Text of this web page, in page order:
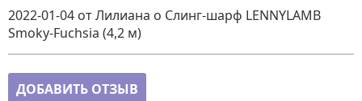
2022-01-04 от Лилиана о Слинг-шарф LENNYLAMB
Smoky-Fuchsia (4,2 м)
ДОБАВИТЬ ОТЗЫВ